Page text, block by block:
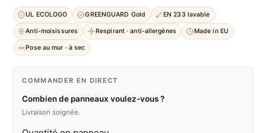
UL ECOLOGO GREENGUARD Gold EN 233 lavable
Anti-moisissures Respirant · anti-allergènes Made in EU
Pose au mur · à sec
COMMANDER EN DIRECT
Combien de panneaux voulez-vous ?
Livraison soignée.